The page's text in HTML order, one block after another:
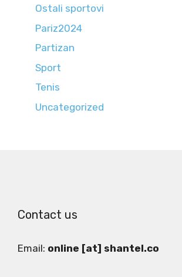
Ostali sportovi
Pariz2024
Partizan
Sport
Tenis
Uncategorized
Contact us
Email: online [at] shantel.co